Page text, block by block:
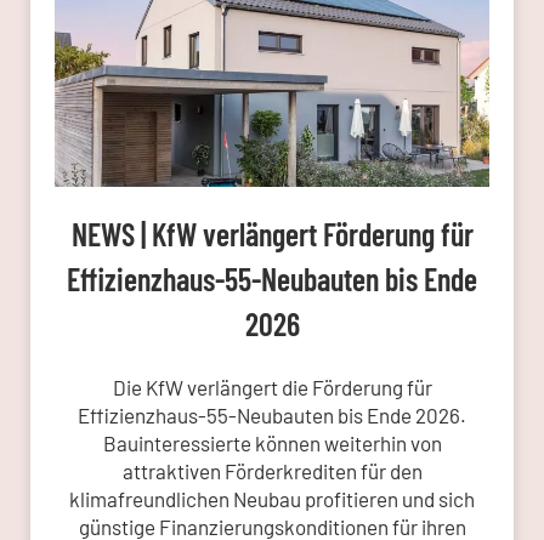
NEWS | KfW verlängert Förderung für
Effizienzhaus-55-Neubauten bis Ende
2026
Die KfW verlängert die Förderung für
Effizienzhaus-55-Neubauten bis Ende 2026.
Bauinteressierte können weiterhin von
attraktiven Förderkrediten für den
klimafreundlichen Neubau profitieren und sich
günstige Finanzierungskonditionen für ihren